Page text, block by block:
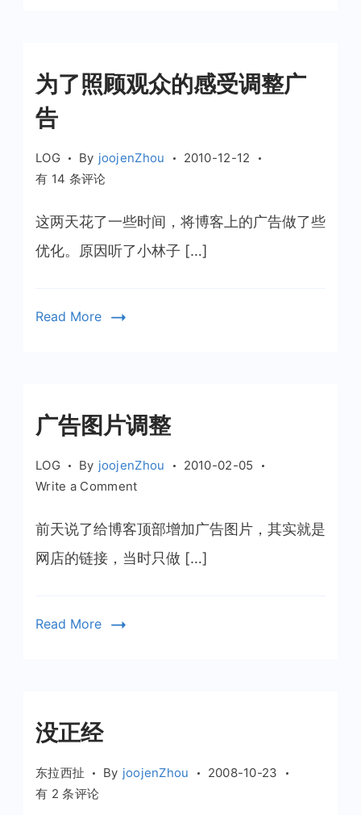
整
为了照顾观众的感受调整广
告
LOG By joojenZhou
2010-12-12
为
照
顾
观
感
告
有 14 条评论
这两天花了一些时间，将博客上的广告做了些
优化。原因听了小林子 […]
Read More
广告图片调整
LOG By joojenZhou
2010-02-05
Write a Commenton
告
图
片
前天说了给博客顶部增加广告图片，其实就是
网店的链接，当时只做 […]
Read More
没正经
东拉西扯 By joojenZhou
2008-10-23
没
有 2 条评论